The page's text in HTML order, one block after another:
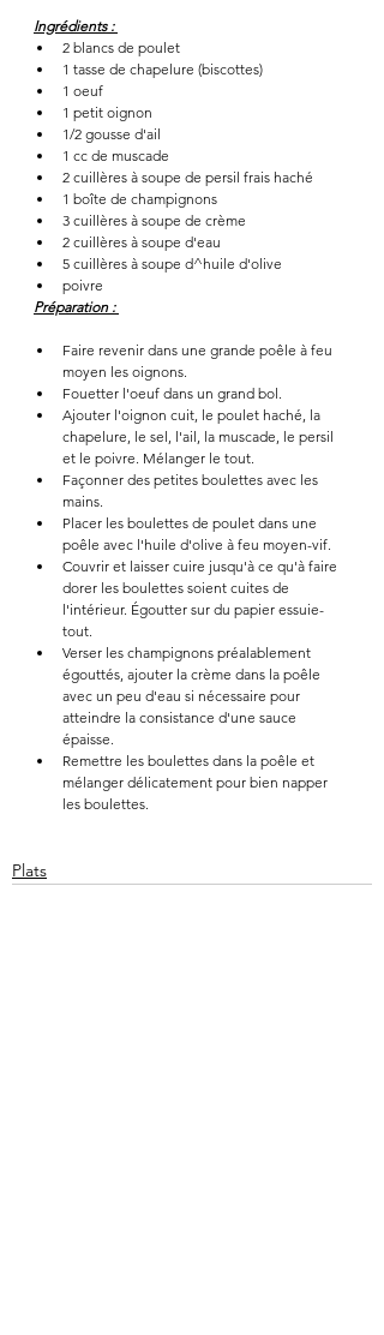
Ingrédients :
2 blancs de poulet
1 tasse de chapelure (biscottes)
1 oeuf
1 petit oignon
1/2 gousse d'ail
1 cc de muscade
2 cuillères à soupe de persil frais haché
1 boîte de champignons
3 cuillères à soupe de crème
2 cuillères à soupe d'eau
5 cuillères à soupe d^huile d'olive
poivre
Préparation :
Faire revenir dans une grande poêle à feu
moyen les oignons.
Fouetter l'oeuf dans un grand bol.
Ajouter l'oignon cuit, le poulet haché, la
chapelure, le sel, l'ail, la muscade, le persil
et le poivre. Mélanger le tout.
Façonner des petites boulettes avec les
mains.
Placer les boulettes de poulet dans une
poêle avec l'huile d'olive à feu moyen-vif.
Couvrir et laisser cuire jusqu'à ce qu'à faire
dorer les boulettes soient cuites de
l'intérieur. Égoutter sur du papier essuie-
tout.
Verser les champignons préalablement
égouttés, ajouter la crème dans la poêle
avec un peu d'eau si nécessaire pour
atteindre la consistance d'une sauce
épaisse.
Remettre les boulettes dans la poêle et
mélanger délicatement pour bien napper
les boulettes.
Plats